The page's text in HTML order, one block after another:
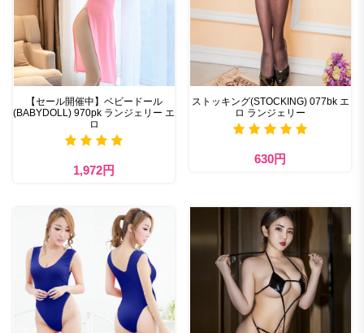
【セール開催中】ベビードール
(BABYDOLL) 970pk ランジェリー エ
ロ
1,972円
ストッキング(STOCKING) 077bk エ
ロ ランジェリー
630円